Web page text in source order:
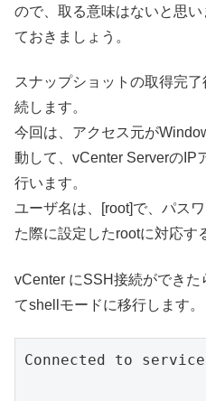
ので、取る意味はないと思
ておきましょう。
スナップショットの取得完
続します。
今回は、アクセス元が
動して、vCenter ServerのIP
行います。
ユーザ名は、[root]で、パス
た際に設定したrootに対応す
vCenter にSSH接続ができ
てshellモードに移行します。